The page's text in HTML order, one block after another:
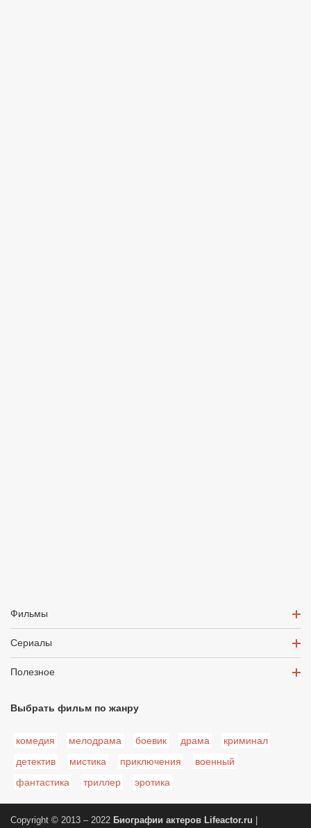
Фильмы
Сериалы
Полезное
Выбрать фильм по жанру
комедия мелодрама боевик драма
криминал
детектив
мистика приключения
военный
фантастика
триллер эротика
Copyright © 2013 – 2022 Биографии актеров Lifeactor.ru